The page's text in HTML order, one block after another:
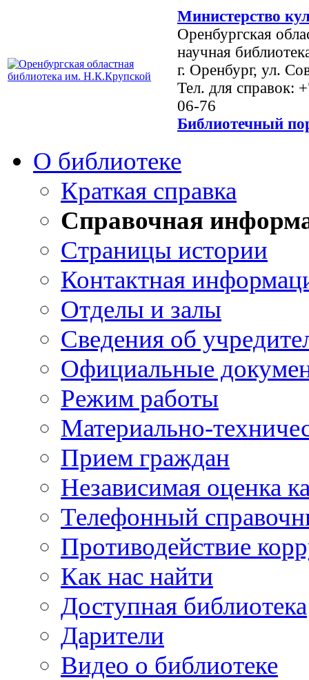
Министерство
Оренбургская
научная
г. Оренбург, ул.
Тел. для справок:
06-76
Библиотечный
О библиотеке
Краткая справка
Справочная
Страницы истории
Контактная
Отделы и залы
Сведения об
Официальные
Режим работы
Материально-
Прием граждан
Независимая оценка
Телефонный
Противодействие
Как нас найти
Доступная библиотека
Дарители
Видео о библиотеке